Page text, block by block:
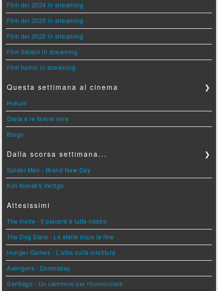
Film del 2024 in streaming
Film del 2023 in streaming
Film del 2022 in streaming
Film italiani in streaming
Film horror in streaming
Questa settimana al cinema ❯
Hokum
Greta e le favole vere
Borgo
Dalla scorsa settimana... ❯
Spider-Man - Brand New Day
Kim Novak's Vertigo
Attesissimi
The Invite - Il piacere è tutto nostro
The Dog Stars - Le stelle dopo la fine
Hunger Games - L'alba sulla mietitura
Avengers - Doomsday
Santiago - Un cammino per ricominciare